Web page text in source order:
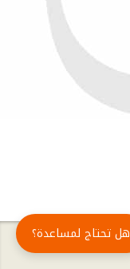
هل تحتاج لمساعدة؟